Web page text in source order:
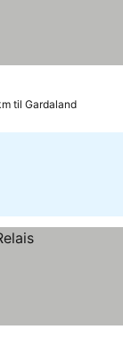
til Gardaland